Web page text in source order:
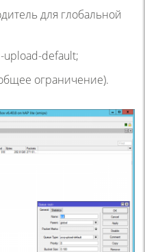
для глобальной
upload-default;
ограничение).